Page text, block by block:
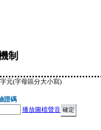
制
元(字母區分大小寫)
證碼
播放圖檔聲音